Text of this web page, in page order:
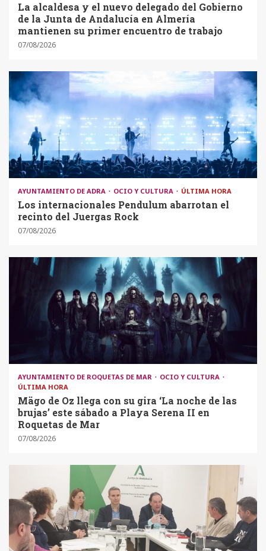
La alcaldesa y el nuevo delegado del Gobierno
de la Junta de Andalucía en Almería
mantienen su primer encuentro de trabajo
07/08/2026
AYUNTAMIENTO DE ADRA OCIO Y CULTURA ÚLTIMA HORA
Los internacionales Pendulum abarrotan el
recinto del Juergas Rock
07/08/2026
AYUNTAMIENTO DE ROQUETAS DE MAR
OCIO Y CULTURA
ÚLTIMA HORA
Mägo de Oz llega con su gira ‘La noche de las
brujas’ este sábado a Playa Serena II en
Roquetas de Mar
07/08/2026